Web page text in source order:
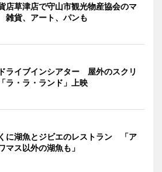
店草津店で守山市観光物産協会のマ
貨、アート、パンも
ライブインシアター 屋外のスクリ
ラ・ラ・ランド」上映
に湖魚とジビエのレストラン 「ア
マス以外の湖魚も」